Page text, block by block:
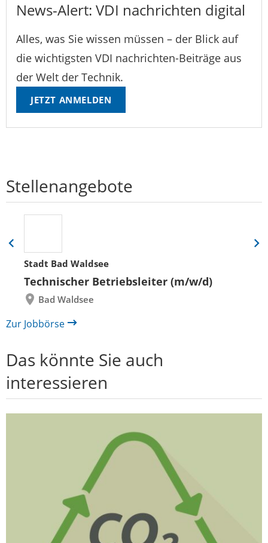
News-Alert: VDI nachrichten digital
Alles, was Sie wissen müssen – der Blick auf
die wichtigsten VDI nachrichten-Beiträge aus
der Welt der Technik.
JETZT ANMELDEN
Stellenangebote
Stadt Bad Waldsee
Technischer Betriebsleiter (m/w/d)
Bad Waldsee
Folie
zurück
Eine
Zur Jobbörse
Das könnte Sie auch
interessieren